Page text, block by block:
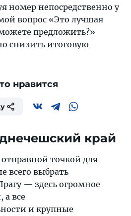
номер непосредственно у
вопрос «Это лучшая
предложить?»
снизить итоговую
нравится
край
отправной точкой для
всего выбрать
— здесь огромное
а все
и крупные